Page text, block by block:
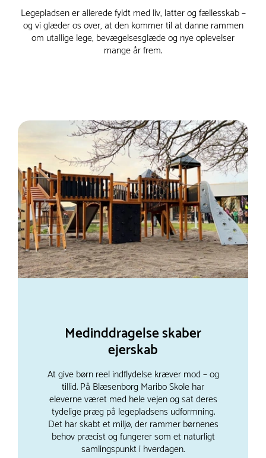
Legepladsen er allerede fyldt med liv, latter og fællesskab –
og vi glæder os over, at den kommer til at danne rammen
om utallige lege, bevægelsesglæde og nye oplevelser
mange år frem.
Medinddragelse skaber
ejerskab
At give børn reel indflydelse kræver mod – og
tillid. På Blæsenborg Maribo Skole har
eleverne været med hele vejen og sat deres
tydelige præg på legepladsens udformning.
Det har skabt et miljø, der rammer børnenes
behov præcist og fungerer som et naturligt
samlingspunkt i hverdagen.